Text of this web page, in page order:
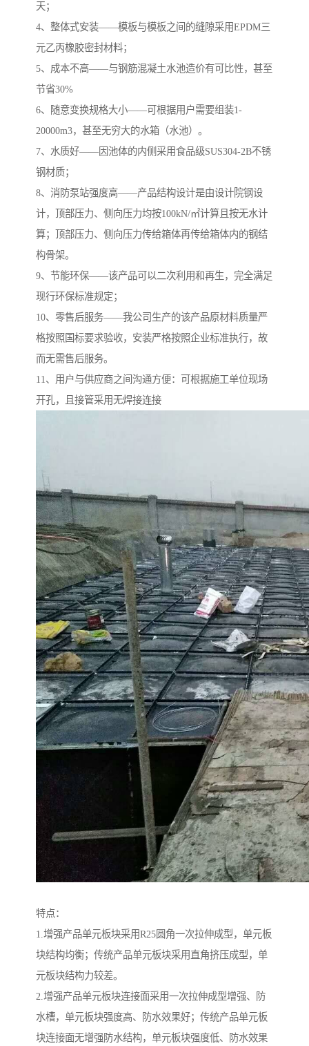
天；
4、整体式安装——模板与模板之间的缝隙采用EPDM三
元乙丙橡胶密封材料；
5、成本不高——与钢筋混凝土水池造价有可比性，甚至
节省30%
6、随意变换规格大小——可根据用户需要组装1-
20000m3，甚至无穷大的水箱（水池）。
7、水质好——因池体的内侧采用食品级SUS304-2B不锈
钢材质；
8、消防泵站强度高——产品结构设计是由设计院钢设
计，顶部压力、侧向压力均按100kN/㎡计算且按无水计
算；顶部压力、侧向压力传给箱体再传给箱体内的钢结
构骨架。
9、节能环保——该产品可以二次利用和再生，完全满足
现行环保标准规定；
10、零售后服务——我公司生产的该产品原材料质量严
格按照国标要求验收，安装严格按照企业标准执行，故
而无需售后服务。
11、用户与供应商之间沟通方便：可根据施工单位现场
开孔，且接管采用无焊接连接
特点：
1.增强产品单元板块采用R25圆角一次拉伸成型，单元板
块结构均衡；传统产品单元板块采用直角挤压成型，单
元板块结构力较差。
2.增强产品单元板块连接面采用一次拉伸成型增强、防
水槽，单元板块强度高、防水效果好；传统产品单元板
块连接面无增强防水结构，单元板块强度低、防水效果